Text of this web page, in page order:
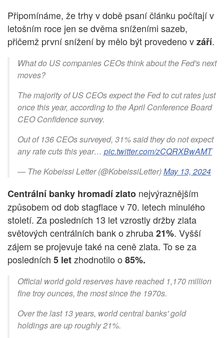
Připomínáme, že trhy v době psaní článku počítají v
letošním roce jen se dvěma sníženími sazeb,
přičemž první snížení by mělo být provedeno vzáří.
What do US companies CEOs think about the Fed's next
moves?
The majority of US CEOs expect the Fed to cut rates just
once this year, according to the April Conference Board
CEO Confidence survey.
Out of 136 CEOs surveyed, 31% said they do not expect
any rate cuts this year… pic.twitter.com/zCQRXBwAMT
— The Kobeissi Letter (@KobeissiLetter)May 13, 2024
Centrální banky hromadí zlato nejvýraznějším
způsobem od dob stagflace v 70. letech minulého
století. Za posledních 13 let vzrostly držby zlata
světových centrálních bank o zhruba21%. Vyšší
zájem se projevuje také na ceně zlata. To se za
posledních 5 letzhodnotilo o 85%.
Official world gold reserves have reached 1,170 million
fine troy ounces, the most since the 1970s.
Over the last 13 years, world central banks' gold
holdings are up roughly 21%.